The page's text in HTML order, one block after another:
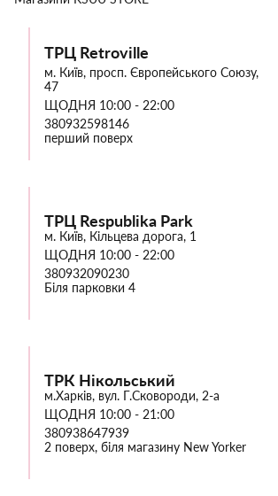
ТРЦ Retroville
м. Київ, просп. Європейського Союзу,
47
ЩОДНЯ 10:00 - 22:00
380932598146
перший поверх
ТРЦ Respublika Park
м. Київ, Кільцева дорога, 1
ЩОДНЯ 10:00 - 22:00
380932090230
Біля парковки 4
ТРК Нікольський
м.Харків, вул. Г.Сковороди, 2-а
ЩОДНЯ 10:00 - 21:00
380938647939
2 поверх, біля магазину New Yorker